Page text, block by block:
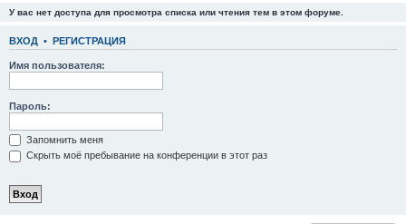
У вас нет доступа для просмотра списка или чтения тем в этом форуме.
ВХОД • РЕГИСТРАЦИЯ
Имя пользователя:
Пароль:
Запомнить меня
Скрыть моё пребывание на конференции в этот раз